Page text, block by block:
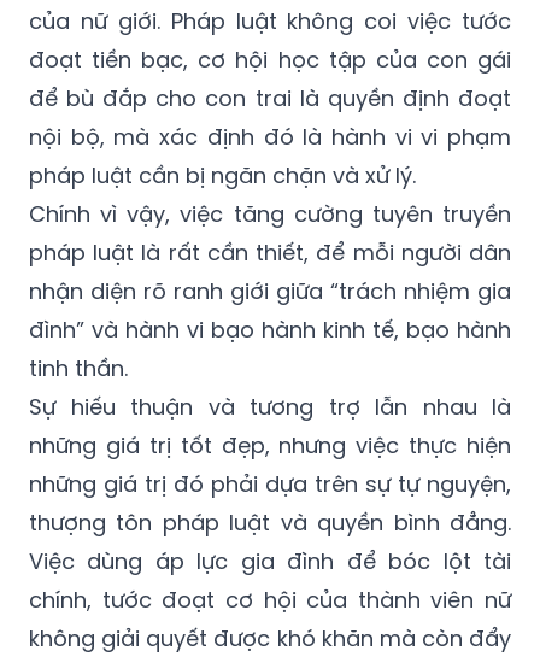
của nữ giới. Pháp luật không coi việc tước
đoạt tiền bạc, cơ hội học tập của con gái
để bù đắp cho con trai là quyền định đoạt
nội bộ, mà xác định đó là hành vi vi phạm
pháp luật cần bị ngăn chặn và xử lý.
Chính vì vậy, việc tăng cường tuyên truyền
pháp luật là rất cần thiết, để mỗi người dân
nhận diện rõ ranh giới giữa “trách nhiệm gia
đình” và hành vi bạo hành kinh tế, bạo hành
tinh thần.
Sự hiếu thuận và tương trợ lẫn nhau là
những giá trị tốt đẹp, nhưng việc thực hiện
những giá trị đó phải dựa trên sự tự nguyện,
thượng tôn pháp luật và quyền bình đẳng.
Việc dùng áp lực gia đình để bóc lột tài
chính, tước đoạt cơ hội của thành viên nữ
không giải quyết được khó khăn mà còn đẩy